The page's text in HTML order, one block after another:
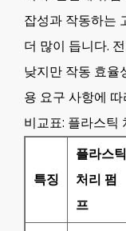
잡성과 작동하는
더 많이 듭니다.
낮지만 작동 효율
용 요구 사항에
비교표: 플라스틱
특징
플라스틱
처리 펌
프